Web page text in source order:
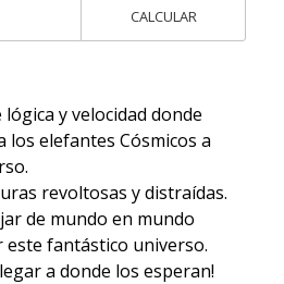
CALCULAR
y velocidad donde
los elefantes Cósmicos a
revoltosas y distraídas.
de mundo en mundo
fantástico universo.
a donde los esperan!